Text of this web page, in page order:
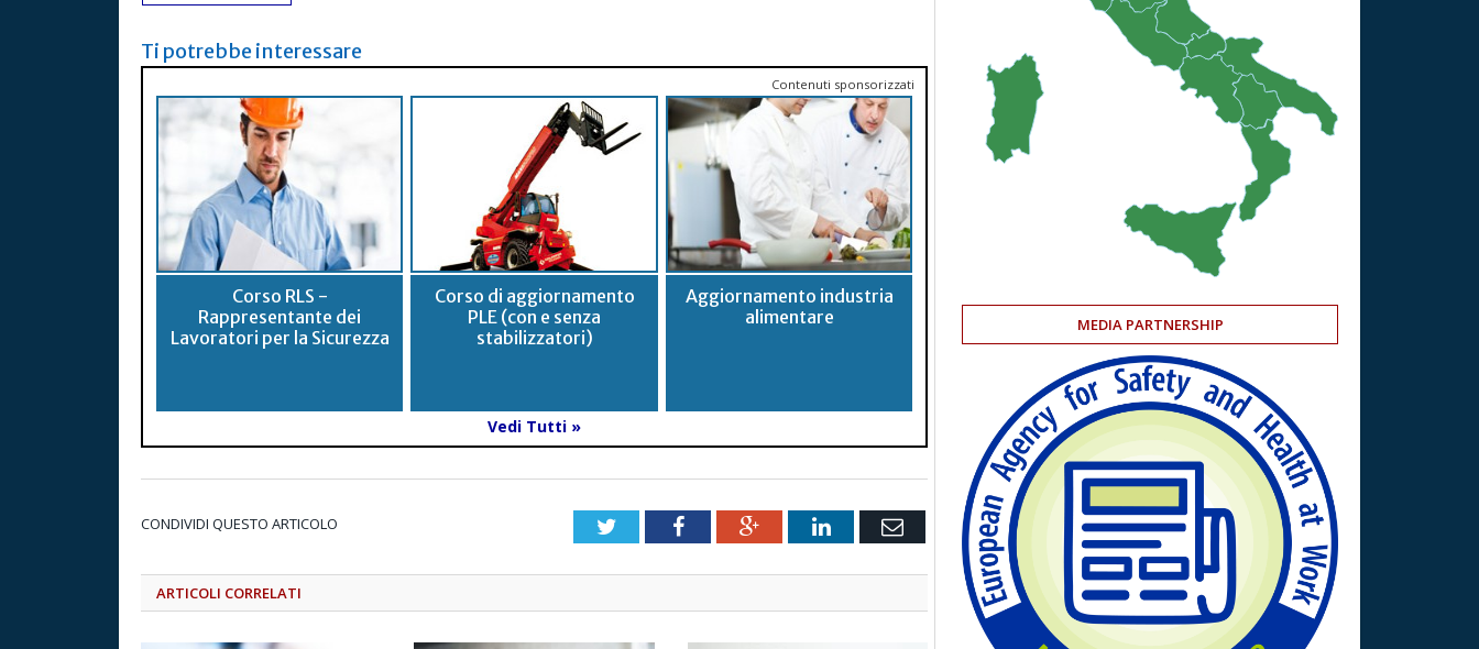
Ti potrebbe interessare
Contenuti sponsorizzati
Corso RLS -
Rappresentante dei
Lavoratori per la Sicurezza
Corso di aggiornamento
PLE (con e senza
stabilizzatori)
Aggiornamento industria
alimentare
Vedi Tutti »
CONDIVIDI QUESTO ARTICOLO TwitterFacebookGoogle+LinkedInEmail
ARTICOLI CORRELATI
MEDIA PARTNERSHIP